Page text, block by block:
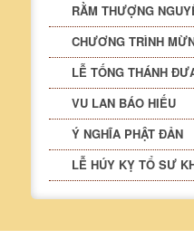
RẰM THƯỢNG
CHƯƠNG TRÌNH
LỄ TỐNG THÁNH
VU LAN BÁO HIẾU
Ý NGHĨA PHẬT ĐẢN
LỄ HÚY KỴ TỔ SƯ